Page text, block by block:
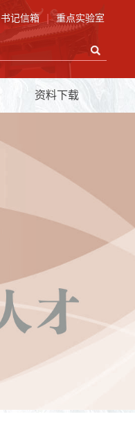
重点实验室
书记信箱
资料下载